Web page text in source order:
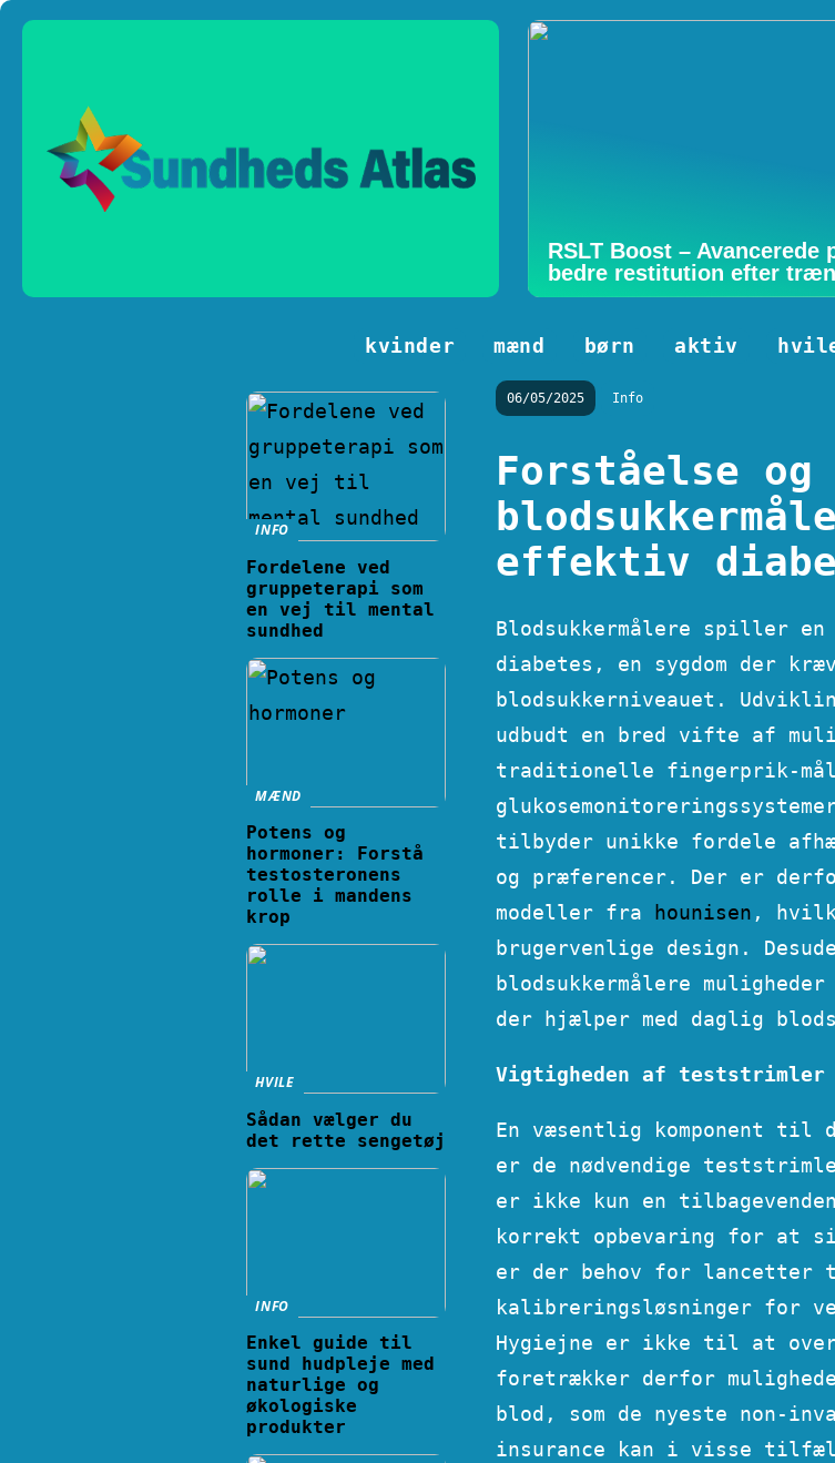
RSLT Boost – Avancerede
bedre restitution efter
kvinder mænd børn aktiv
06/05/2025 Info
Forståelse
effektiv
Blodsukkermålere spiller
diabetes, en sygdom der
blodsukkerniveauet.
udbudt en bred vifte af
traditionelle fingerprik-
tilbyder unikke fordele
og præferencer. Der er
modeller fra
hounisen ,
brugervenlige design.
blodsukkermålere
der hjælper med daglig
Vigtigheden af
En væsentlig komponent til
er de nødvendige
er ikke kun en
korrekt opbevaring for at
er der behov for lancetter
kalibreringsløsninger for
Hygiejne er ikke til at
foretrækker derfor
blod, som de nyeste non-
insurance kan i visse
INFO
Fordelene ved
gruppeterapi som
en vej til mental
sundhed
MÆND
Potens og
hormoner: Forstå
testosteronens
rolle i mandens
krop
HVILE
Sådan vælger du
det rette sengetøj
INFO
Enkel guide til
sund hudpleje med
naturlige og
økologiske
produkter